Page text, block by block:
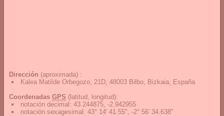
Dirección (aproximada) :
Kalea Matilde Orbegozo, 21D, 48003 Bilbo, Bizkaia, España
Coordenadas GPS (latitud, longitud):
notación decimal : 43.244875, -2.942955
notación sexagesimal : 43° 14' 41.55", -2° 56' 34.638"